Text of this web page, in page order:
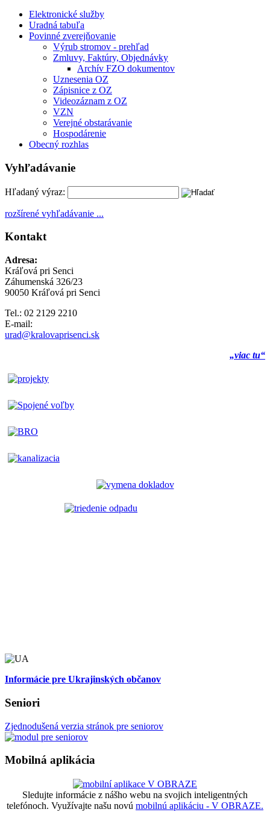
Elektronické služby
Uradná tabuľa
Povinné zverejňovanie
Výrub stromov - prehľad
Zmluvy, Faktúry, Objednávky
Archív FZO dokumentov
Uznesenia OZ
Zápisnice z OZ
Videozáznam z OZ
VZN
Verejné obstarávanie
Hospodárenie
Obecný rozhlas
Vyhľadávanie
Hľadaný výraz:
rozšírené vyhľadávanie ...
Kontakt
Adresa:
Kráľová pri Senci
Záhumenská 326/23
90050 Kráľová pri Senci
Tel.: 02 2129 2210
E-mail:
urad@kralovaprisenci.sk
„viac tu“
Informácie pre Ukrajinských občanov
Seniori
Zjednodušená verzia stránok pre seniorov
Mobilná aplikácia
Sledujte informácie z nášho webu na svojich inteligentných
telefónoch. Využívajte našu novú mobilnú aplikáciu - V OBRAZE.